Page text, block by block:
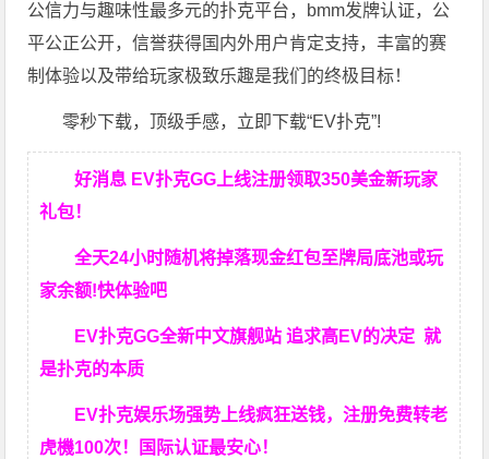
公信力与趣味性最多元的扑克平台，bmm发牌认证，公
平公正公开，信誉获得国内外用户肯定支持，丰富的赛
制体验以及带给玩家极致乐趣是我们的终极目标！
零秒下载，顶级手感，立即下载“EV扑克”!
好消息 EV扑克GG上线注册领取350美金新玩家
礼包！
全天24小时随机将掉落现金红包至牌局底池或玩
家余额!快体验吧
EV扑克GG全新中文旗舰站 追求高EV的决定就
是扑克的本质
EV扑克娱乐场强势上线疯狂送钱，注册免费转老
虎機100次！国际认证最安心！